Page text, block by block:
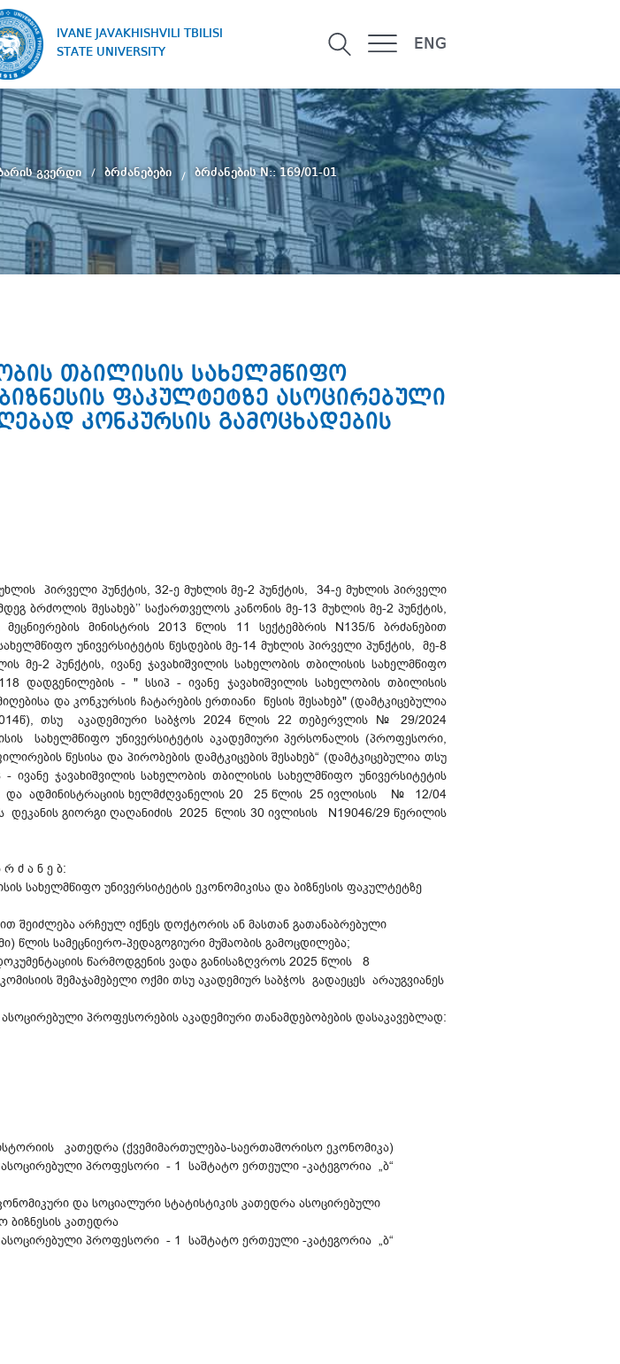
IVANE JAVAKHISHVILI TBILISI
STATE UNIVERSITY
ENG
გვერდი ბრძანებები ბრძანების N:: 169/01-01
თბილისის სახელმწიფო
ფაკულტეტზე ასოცირებული
კონკურსის გამოცხადების
პირველი პუნქტის, 32-ე მუხლის მე-2 პუნქტის, 34-ე მუხლის პირველი
ბრძოლის შესახებ’’ საქართველოს კანონის მე-13 მუხლის მე-2 პუნქტის,
მინისტრის 2013 წლის 11 სექტემბრის N135/ნ ბრძანებით
უნივერსიტეტის წესდების მე-14 მუხლის პირველი პუნქტის, მე-8
2 პუნქტის, ივანე ჯავახიშვილის სახელობის თბილისის სახელმწიფო
დადგენილების - " სსიპ - ივანე ჯავახიშვილის სახელობის თბილისის
და კონკურსის ჩატარების ერთიანი წესის შესახებ" (დამტკიცებულია
თსუ აკადემიური საბჭოს 2024 წლის 22 თებერვლის № 29/2024
სახელმწიფო უნივერსიტეტის აკადემიური პერსონალის (პროფესორი,
წესისა და პირობების დამტკიცების შესახებ“ (დამტკიცებულია თსუ
ჯავახიშვილის სახელობის თბილისის სახელმწიფო უნივერსიტეტის
და ადმინისტრაციის ხელმძღვანელის 20 25 წლის 25 ივლისის № 12/04
გიორგი ღაღანიძის 2025 წლის 30 ივლისის N19046/29 წერილის
რ ძ ა ნ ე ბ:
სახელმწიფო უნივერსიტეტის ეკონომიკისა და ბიზნესის ფაკულტეტზე
არჩეულ იქნეს დოქტორის ან მასთან გათანაბრებული
წლის სამეცნიერო-პედაგოგიური მუშაობის გამოცდილება;
წარმოდგენის ვადა განისაზღვროს 2025 წლის 8
შემაჯამებელი ოქმი თსუ აკადემიურ საბჭოს გადაეცეს არაუგვიანეს
პროფესორების აკადემიური თანამდებობების დასაკავებლად:
კათედრა (ქვემიმართულება-საერთაშორისო ეკონომიკა)
პროფესორი - 1 საშტატო ერთეული -კატეგორია „ბ“
და სოციალური სტატისტიკის კათედრა ასოცირებული
კათედრა
პროფესორი - 1 საშტატო ერთეული -კატეგორია „ბ“